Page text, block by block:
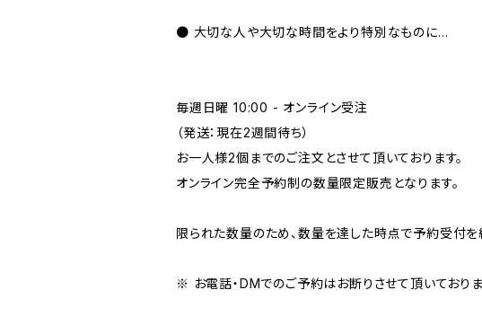
● 大切な人や大切な時間をより特別なものに…
毎週日曜 10:00 - オンライン受注
（発送：現在2週間待ち）
お一人様2個までのご注文とさせて頂いております。
オンライン完全予約制の数量限定販売となります。
限られた数量のため、数量を達した時点で予約受付を
※ お電話・DMでのご予約はお断りさせて頂いておりま